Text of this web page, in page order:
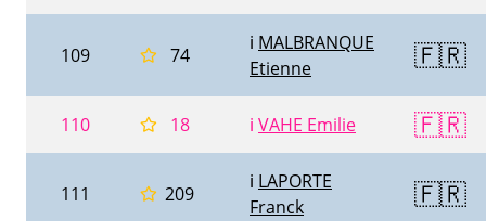
109 74
ℹ️ MALBRANQUE
Etienne
🇫🇷
110 18 ℹ️ VAHE Emilie 🇫🇷
111 209
ℹ️ LAPORTE
Franck
🇫🇷